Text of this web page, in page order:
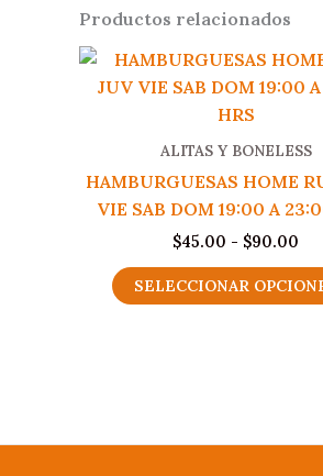
Productos relacionados
ALITAS Y BONELESS
HAMBURGUESAS HOME
VIE SAB DOM 19:00 A
$45.00 - $90.00
SELECCIONAR